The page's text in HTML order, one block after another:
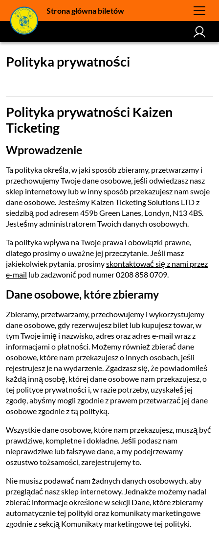
Strona główna biletów
Polityka prywatności
Polityka prywatności Kaizen
Ticketing
Wprowadzenie
Ta polityka określa, w jaki sposób zbieramy, przetwarzamy i
przechowujemy Twoje dane osobowe, jeśli odwiedzasz nasz
sklep internetowy lub w inny sposób przekazujesz nam swoje
dane osobowe. Jesteśmy Kaizen Ticketing Solutions LTD z
siedzibą pod adresem 459b Green Lanes, Londyn, N13 4BS.
Jesteśmy administratorem Twoich danych osobowych.
Ta polityka wpływa na Twoje prawa i obowiązki prawne,
dlatego prosimy o uważne jej przeczytanie. Jeśli masz
jakiekolwiek pytania, prosimyskontaktować się z nami przez
e-mail lub zadzwonić pod numer 0208 858 0709.
Dane osobowe, które zbieramy
Zbieramy, przetwarzamy, przechowujemy i wykorzystujemy
dane osobowe, gdy rezerwujesz bilet lub kupujesz towar, w
tym Twoje imię i nazwisko, adres oraz adres e-mail wraz z
informacjami o płatności. Możemy również zbierać dane
osobowe, które nam przekazujesz o innych osobach, jeśli
rejestrujesz je na wydarzenie. Zgadzasz się, że powiadomiłeś
każdą inną osobę, której dane osobowe nam przekazujesz, o
tej polityce prywatności i, w razie potrzeby, uzyskałeś jej
zgodę, abyśmy mogli zgodnie z prawem przetwarzać jej dane
osobowe zgodnie z tą polityką.
Wszystkie dane osobowe, które nam przekazujesz, muszą być
prawdziwe, kompletne i dokładne. Jeśli podasz nam
nieprawdziwe lub fałszywe dane, a my podejrzewamy
oszustwo tożsamości, zarejestrujemy to.
Nie musisz podawać nam żadnych danych osobowych, aby
przeglądać nasz sklep internetowy. Jednakże możemy nadal
zbierać informacje określone w sekcji Dane, które zbieramy
automatycznie tej polityki oraz komunikaty marketingowe
zgodnie z sekcją Komunikaty marketingowe tej polityki.